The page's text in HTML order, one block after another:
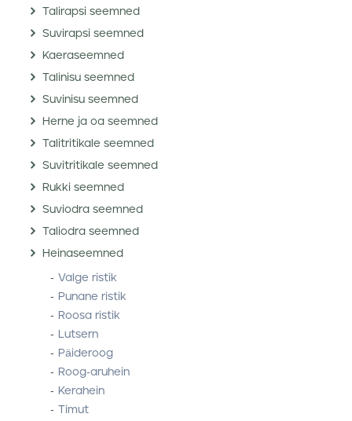
Talirapsi seemned
Suvirapsi seemned
Kaeraseemned
Talinisu seemned
Suvinisu seemned
Herne ja oa seemned
Talitritikale seemned
Suvitritikale seemned
Rukki seemned
Suviodra seemned
Taliodra seemned
Heinaseemned
Valge ristik
Punane ristik
Roosa ristik
Lutsern
Päideroog
Roog-aruhein
Kerahein
Timut